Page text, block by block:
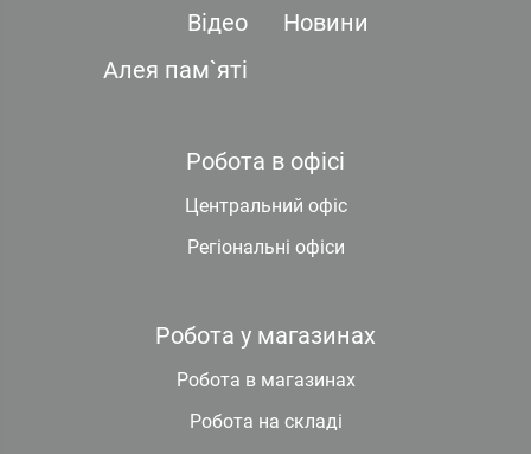
Відео
Новини
Алея пам`яті
Робота в офісі
Центральний офіс
Регіональні офіси
Робота у магазинах
Робота в магазинах
Робота на складі